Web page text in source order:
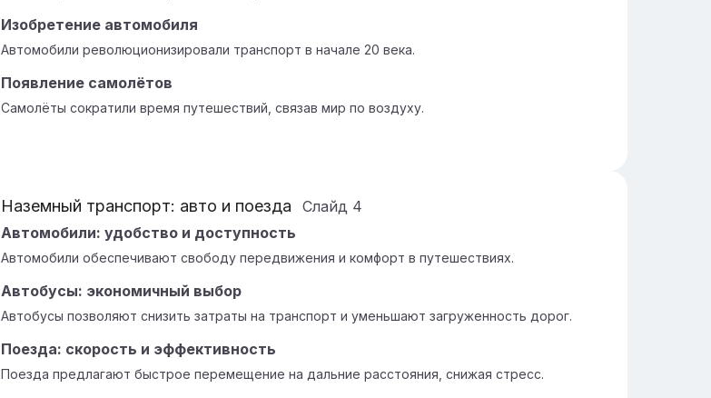
Изобретение автомобиля
Автомобили революционизировали транспорт в начале 20 века.
Появление самолётов
Самолёты сократили время путешествий, связав мир по воздуху.
Наземный транспорт: авто и поезда Слайд 4
Автомобили: удобство и доступность
Автомобили обеспечивают свободу передвижения и комфорт в путешествиях.
Автобусы: экономичный выбор
Автобусы позволяют снизить затраты на транспорт и уменьшают загруженность дорог.
Поезда: скорость и эффективность
Поезда предлагают быстрое перемещение на дальние расстояния, снижая стресс.